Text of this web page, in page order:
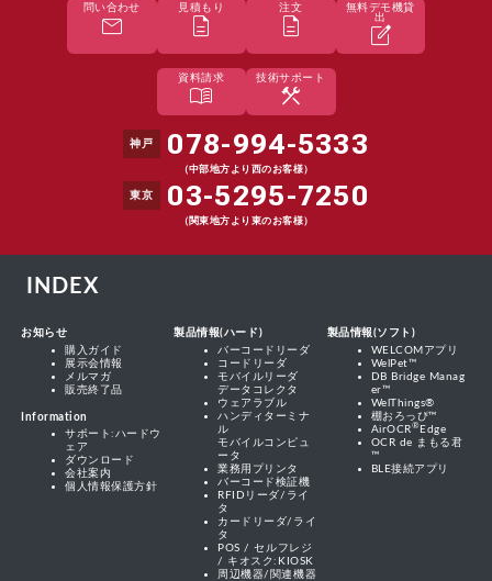
問い合わせ
mail
見積もり
description
注文
description
無料デモ機貸
出
edit_square
資料請求
menu_book
技術サポート
construction
神戸 078-994-5333
（中部地方より西のお客様）
東京 03-5295-7250
（関東地方より東のお客様）
INDEX
お知らせ
購入ガイド
展示会情報
メルマガ
販売終了品
Information
サポート:ハードウ
ェア
ダウンロード
会社案内
個人情報保護方針
製品情報(ハード)
バーコードリーダ
コードリーダ
モバイルリーダ
データコレクタ
ウェアラブル
ハンディターミナ
ル
モバイルコンピュ
ータ
業務用プリンタ
バーコード検証機
RFIDリーダ/ライ
タ
カードリーダ/ライ
タ
POS / セルフレジ
/ キオスク:KIOSK
周辺機器/関連機器
製品情報(ソフト)
WELCOMアプリ
WelPet™
DB Bridge Manag
er™
WelThings®
棚おろっぴ™
AirOCR® Edge
OCR de まもる君
™
BLE接続アプリ